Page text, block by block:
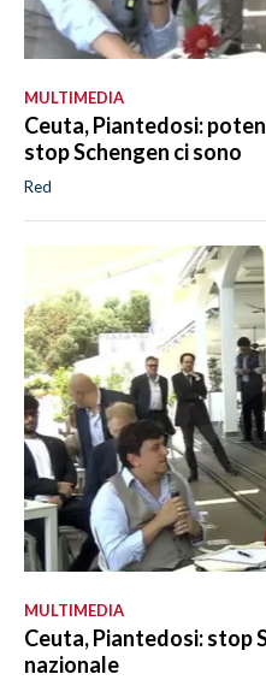
MULTIMEDIA
Ceuta, Piantedosi:
stop Schengen ci sono
Red
MULTIMEDIA
Ceuta, Piantedosi: stop
nazionale